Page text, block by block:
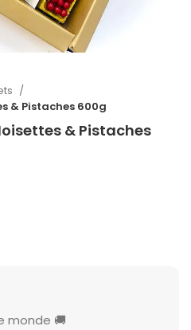
& Pistaches 600g
& Pistaches
monde 🚚